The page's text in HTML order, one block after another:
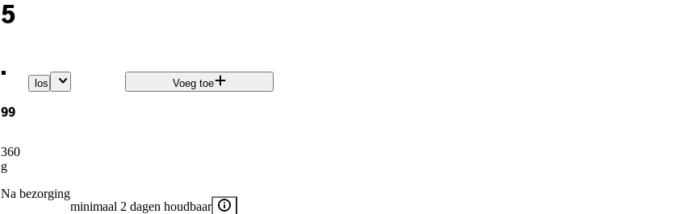
5
.
99
360
g
los Voeg toe
Na bezorging
minimaal 2 dagen houdbaar